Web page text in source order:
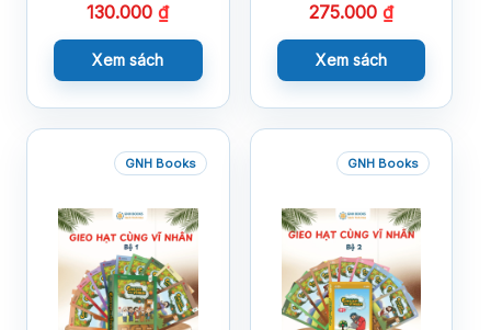
130.000₫
Xem sách
275.000 ₫
Xem sách
GNH Books GNH Books